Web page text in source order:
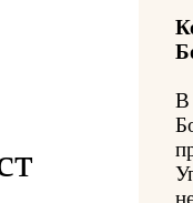
В